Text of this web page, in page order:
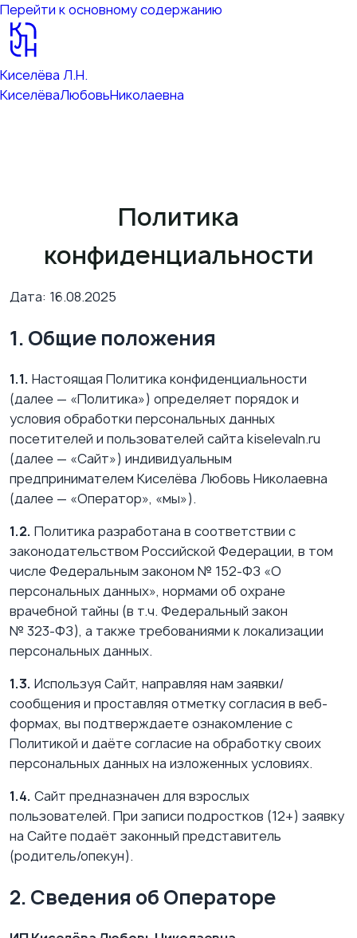
Перейти к основному содержанию
Киселёва Л.Н.
КиселёваЛюбовьНиколаевна
Политика
конфиденциальности
Дата: 16.08.2025
1. Общие положения
1.1. Настоящая Политика конфиденциальности
(далее — «Политика») определяет порядок и
условия обработки персональных данных
посетителей и пользователей сайта kiselevaln.ru
(далее — «Сайт») индивидуальным
предпринимателем Киселёва Любовь Николаевна
(далее — «Оператор», «мы»).
1.2. Политика разработана в соответствии с
законодательством Российской Федерации, в том
числе Федеральным законом № 152‑ФЗ «О
персональных данных», нормами об охране
врачебной тайны (в т.ч. Федеральный закон
№ 323‑ФЗ), а также требованиями к локализации
персональных данных.
1.3. Используя Сайт, направляя нам заявки/
сообщения и проставляя отметку согласия в веб-
формах, вы подтверждаете ознакомление с
Политикой и даёте согласие на обработку своих
персональных данных на изложенных условиях.
1.4. Сайт предназначен для взрослых
пользователей. При записи подростков (12+) заявку
на Сайте подаёт законный представитель
(родитель/опекун).
2. Сведения об Операторе